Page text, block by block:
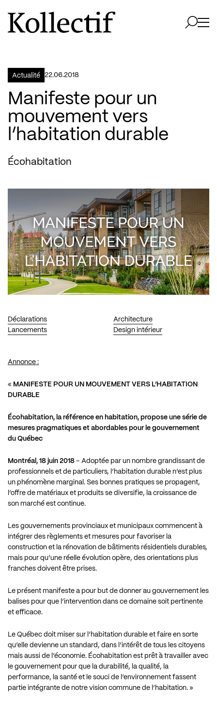
Aller à la page d'accueil
Logo Kollectif
Actualité 22.06.2018
Manifeste pour un
mouvement vers
l’habitation durable
Écohabitation
Déclarations
Lancements
Architecture
Design intérieur
Annonce :
« MANIFESTE POUR UN MOUVEMENT VERS L’HABITATION
DURABLE
Écohabitation, la référence en habitation, propose une série de
mesures pragmatiques et abordables pour le gouvernement
du Québec
Montréal, 18 juin 2018 – Adoptée par un nombre grandissant de
professionnels et de particuliers, l’habitation durable n’est plus
un phénomène marginal. Ses bonnes pratiques se propagent,
l’offre de matériaux et produits se diversifie, la croissance de
son marché est continue.
Les gouvernements provinciaux et municipaux commencent à
intégrer des règlements et mesures pour favoriser la
construction et la rénovation de bâtiments résidentiels durables,
mais pour qu’une réelle évolution opère, des orientations plus
franches doivent être prises.
Le présent manifeste a pour but de donner au gouvernement les
balises pour que l’intervention dans ce domaine soit pertinente
et efficace.
Le Québec doit miser sur l’habitation durable et faire en sorte
qu’elle devienne un standard, dans l’intérêt de tous les citoyens
mais aussi de l’économie. Écohabitation est prêt à travailler avec
le gouvernement pour que la durabilité, la qualité, la
performance, la santé et le souci de l’environnement fassent
partie intégrante de notre vision commune de l’habitation. »